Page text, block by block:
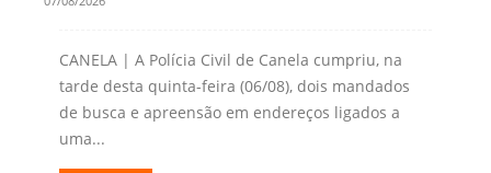
CANELA | A Polícia Civil de Canela cumpriu, na
tarde desta quinta-feira (06/08), dois mandados
de busca e apreensão em endereços ligados a
uma...